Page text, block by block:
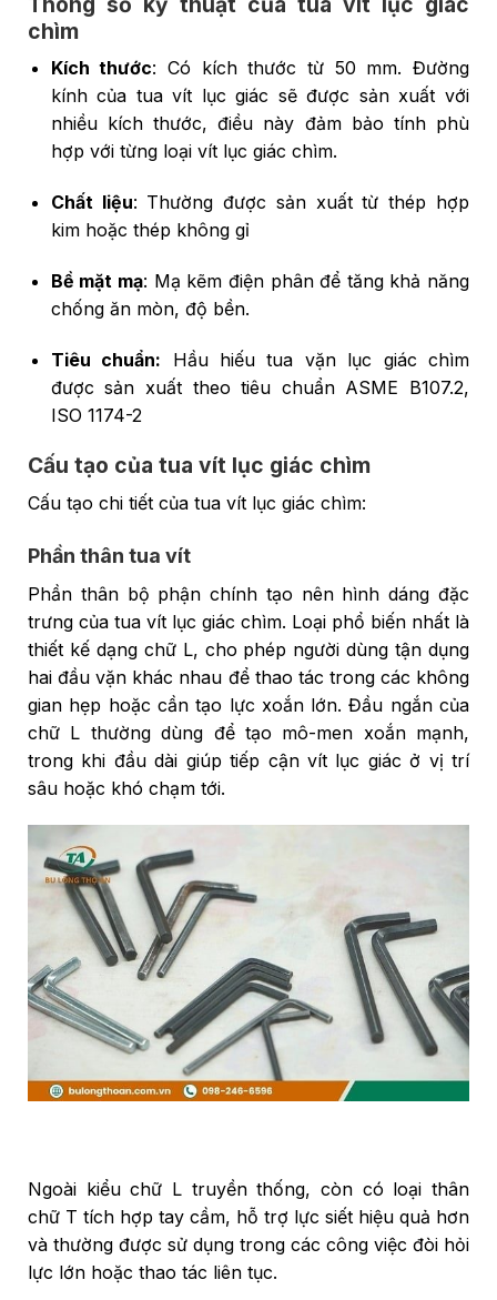
chìm
Kích thước: Có kích thước từ 50 mm. Đường
kính của tua vít lục giác sẽ được sản xuất với
nhiều kích thước, điều này đảm bảo tính phù
hợp với từng loại vít lục giác chìm.
Chất liệu: Thường được sản xuất từ thép hợp
kim hoặc thép không gỉ
Bề mặt mạ: Mạ kẽm điện phân để tăng khả năng
chống ăn mòn, độ bền.
Tiêu chuẩn: Hầu hiếu tua vặn lục giác chìm
được sản xuất theo tiêu chuẩn ASME B107.2,
ISO 1174-2
Cấu tạo của tua vít lục giác chìm
Cấu tạo chi tiết của tua vít lục giác chìm:
Phần thân tua vít
Phần thân bộ phận chính tạo nên hình dáng đặc
trưng của tua vít lục giác chìm. Loại phổ biến nhất là
thiết kế dạng chữ L, cho phép người dùng tận dụng
hai đầu vặn khác nhau để thao tác trong các không
gian hẹp hoặc cần tạo lực xoắn lớn. Đầu ngắn của
chữ L thường dùng để tạo mô-men xoắn mạnh,
trong khi đầu dài giúp tiếp cận vít lục giác ở vị trí
sâu hoặc khó chạm tới.
Ngoài kiểu chữ L truyền thống, còn có loại thân
chữ T tích hợp tay cầm, hỗ trợ lực siết hiệu quả hơn
và thường được sử dụng trong các công việc đòi hỏi
lực lớn hoặc thao tác liên tục.